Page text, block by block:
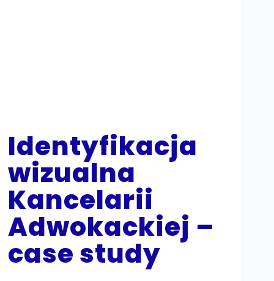
Identyfikacja
wizualna
Kancelarii
Adwokackiej –
case study